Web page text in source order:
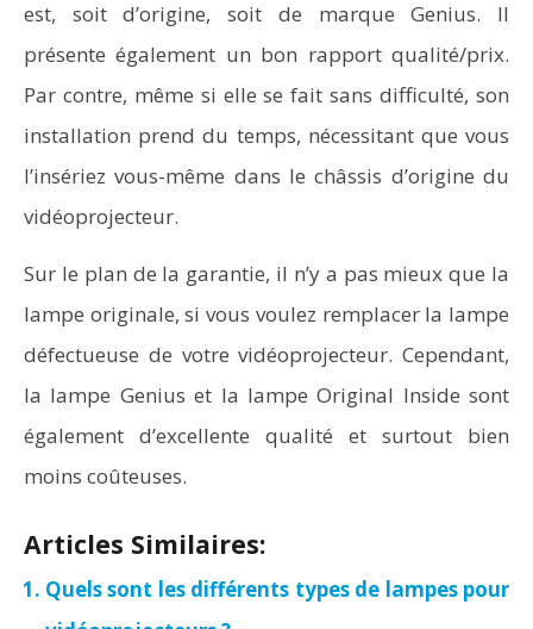
est, soit d’origine, soit de marque Genius. Il
présente également un bon rapport qualité/prix.
Par contre, même si elle se fait sans difficulté, son
installation prend du temps, nécessitant que vous
l’insériez vous-même dans le châssis d’origine du
vidéoprojecteur.
Sur le plan de la garantie, il n’y a pas mieux que la
lampe originale, si vous voulez remplacer la lampe
défectueuse de votre vidéoprojecteur. Cependant,
la lampe Genius et la lampe Original Inside sont
également d’excellente qualité et surtout bien
moins coûteuses.
Articles Similaires:
Quels sont les différents types de lampes pour